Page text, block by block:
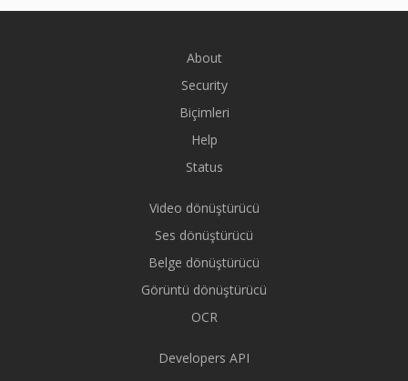
About
Security
Biçimleri
Help
Status
Video dönüştürücü
Ses dönüştürücü
Belge dönüştürücü
Görüntü dönüştürücü
OCR
Developers API